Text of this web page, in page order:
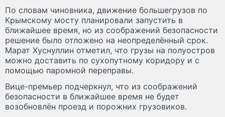
По словам чиновника, движение большегрузов по
Крымскому мосту планировали запустить в
ближайшее время, но из соображений безопасности
решение было отложено на неопределённый срок.
Марат Хуснуллин отметил, что грузы на полуостров
можно доставить по сухопутному коридору и с
помощью паромной переправы.
Вице-премьер подчеркнул, что из соображений
безопасности в ближайшее время не будет
возобновлён проезд и порожних грузовиков.